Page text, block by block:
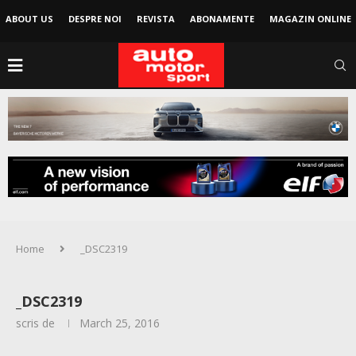
ABOUT US DESPRE NOI REVISTA ABONAMENTE MAGAZIN ONLINE
Home _DSC2319
_DSC2319
scris de March 25, 2016